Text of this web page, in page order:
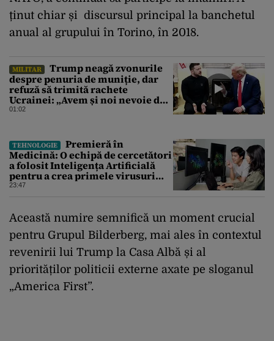
ținut chiar și discursul principal la banchetul
anual al grupului în Torino, în 2018.
MILITAR
Trump neagă zvonurile
despre penuria de muniție, dar
refuză să trimită rachete
Ucrainei: „Avem și noi nevoie de
rachete”
01:02
TEHNOLOGIE
Premieră în
Medicină: O echipă de cercetători
a folosit Inteligența Artificială
pentru a crea primele virusuri
sintetice la tratarea de E.coli
23:47
Această numire semnifică un moment crucial
pentru Grupul Bilderberg, mai ales în contextul
revenirii lui Trump la Casa Albă și al
priorităților politicii externe axate pe sloganul
„America First”.